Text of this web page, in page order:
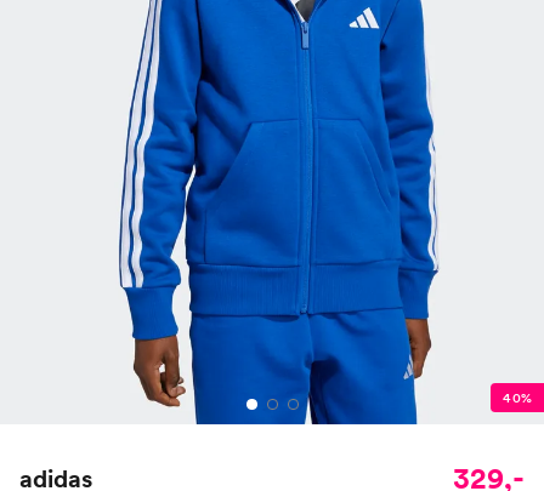
40%
adidas 329,-